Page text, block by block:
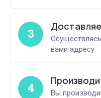
3
вами адресу
4
Вы